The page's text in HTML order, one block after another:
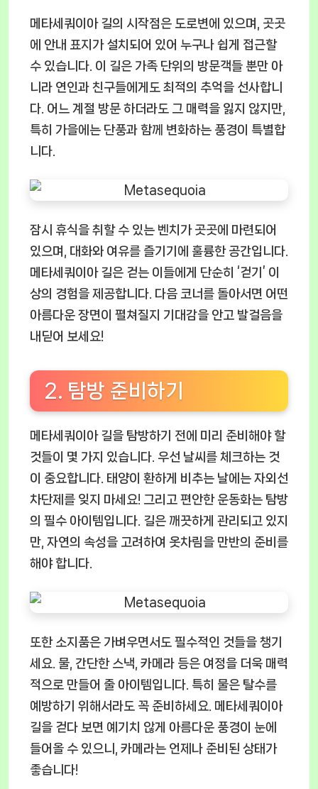
메타세쿼이아 길의 시작점은 도로변에 있으며, 곳곳
에 안내 표지가 설치되어 있어 누구나 쉽게 접근할
수 있습니다. 이 길은 가족 단위의 방문객들 뿐만 아
니라 연인과 친구들에게도 최적의 추억을 선사합니
다. 어느 계절 방문 하더라도 그 매력을 잃지 않지만,
특히 가을에는 단풍과 함께 변화하는 풍경이 특별합
니다.
잠시 휴식을 취할 수 있는 벤치가 곳곳에 마련되어
있으며, 대화와 여유를 즐기기에 훌륭한 공간입니다.
메타세쿼이아 길은 걷는 이들에게 단순히 ‘걷기’ 이
상의 경험을 제공합니다. 다음 코너를 돌아서면 어떤
아름다운 장면이 펼쳐질지 기대감을 안고 발걸음을
내딛어 보세요!
2. 탐방 준비하기
메타세쿼이아 길을 탐방하기 전에 미리 준비해야 할
것들이 몇 가지 있습니다. 우선 날씨를 체크하는 것
이 중요합니다. 태양이 환하게 비추는 날에는 자외선
차단제를 잊지 마세요! 그리고 편안한 운동화는 탐방
의 필수 아이템입니다. 길은 깨끗하게 관리되고 있지
만, 자연의 속성을 고려하여 옷차림을 만반의 준비를
해야 합니다.
또한 소지품은 가벼우면서도 필수적인 것들을 챙기
세요. 물, 간단한 스낵, 카메라 등은 여정을 더욱 매력
적으로 만들어 줄 아이템입니다. 특히 물은 탈수를
예방하기 위해서라도 꼭 준비하세요. 메타세쿼이아
길을 걷다 보면 예기치 않게 아름다운 풍경이 눈에
들어올 수 있으니, 카메라는 언제나 준비된 상태가
좋습니다!